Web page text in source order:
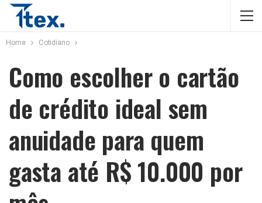
Home Cotidiano
Como escolher o cartão
de crédito ideal sem
anuidade para quem
gasta até R$ 10.000 por